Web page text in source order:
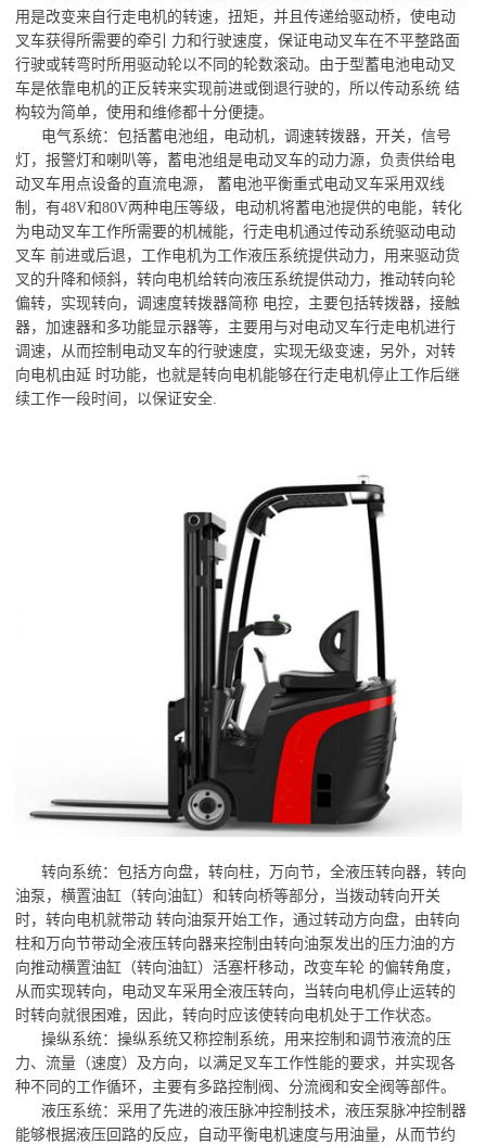
用是改变来自行走电机的转速，扭矩，并且传递给驱动桥，使电动
叉车获得所需要的牵引 力和行驶速度，保证电动叉车在不平整路面
行驶或转弯时所用驱动轮以不同的轮数滚动。由于型蓄电池电动叉
车是依靠电机的正反转来实现前进或倒退行驶的，所以传动系统 结
构较为简单，使用和维修都十分便捷。
电气系统：包括蓄电池组，电动机，调速转拨器，开关，信号
灯，报警灯和喇叭等，蓄电池组是电动叉车的动力源，负责供给电
动叉车用点设备的直流电源， 蓄电池平衡重式电动叉车采用双线
制，有48V和80V两种电压等级，电动机将蓄电池提供的电能，转化
为电动叉车工作所需要的机械能，行走电机通过传动系统驱动电动
叉车 前进或后退，工作电机为工作液压系统提供动力，用来驱动货
叉的升降和倾斜，转向电机给转向液压系统提供动力，推动转向轮
偏转，实现转向，调速度转拨器简称 电控，主要包括转拨器，接触
器，加速器和多功能显示器等，主要用与对电动叉车行走电机进行
调速，从而控制电动叉车的行驶速度，实现无级变速，另外，对转
向电机由延 时功能，也就是转向电机能够在行走电机停止工作后继
续工作一段时间，以保证安全.
转向系统：包括方向盘，转向柱，万向节，全液压转向器，转向
油泵，横置油缸（转向油缸）和转向桥等部分，当拨动转向开关
时，转向电机就带动 转向油泵开始工作，通过转动方向盘，由转向
柱和万向节带动全液压转向器来控制由转向油泵发出的压力油的方
向推动横置油缸（转向油缸）活塞杆移动，改变车轮 的偏转角度，
从而实现转向，电动叉车采用全液压转向，当转向电机停止运转的
时转向就很困难，因此，转向时应该使转向电机处于工作状态。
操纵系统：操纵系统又称控制系统，用来控制和调节液流的压
力、流量（速度）及方向，以满足叉车工作性能的要求，并实现各
种不同的工作循环，主要有多路控制阀、分流阀和安全阀等部件。
液压系统：采用了先进的液压脉冲控制技术，液压泵脉冲控制器
能够根据液压回路的反应，自动平衡电机速度与用油量，从而节约